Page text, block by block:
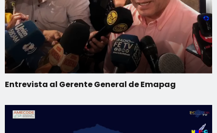
Entrevista al Gerente General de Emapag